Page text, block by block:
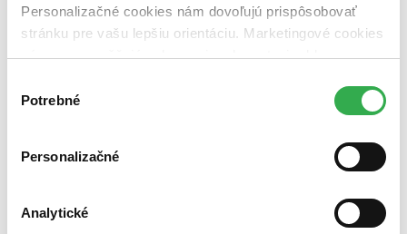
Personalizačné cookies nám dovoľujú prispôsobovať
stránku pre vašu lepšiu orientáciu. Marketingové cookies
nám zas umožňujú zobrazenie relevantnej reklamy.
nám pomohlo, keby sme mohli používať všetky tieto
súhlasu
Potrebné
Personalizačné
Analytické
opotrebovaná
čítané verzie vypredaných kníh (0 titulov)
čítané verzie
vypredaných kníh
Top hodnotené